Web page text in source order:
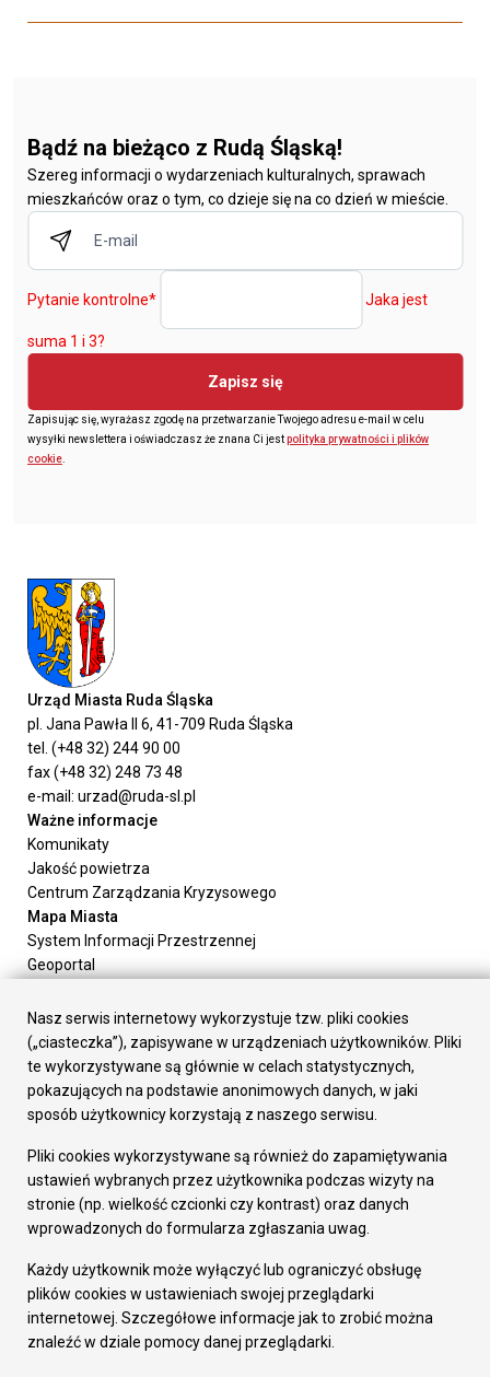
Bądź na bieżąco z Rudą Śląską!
Szereg informacji o wydarzeniach kulturalnych, sprawach
mieszkańców oraz o tym, co dzieje się na co dzień w mieście.
Pytanie kontrolne* Jaka jest
suma 1 i 3?
Zapisz się
Zapisując się, wyrażasz zgodę na przetwarzanie Twojego adresu e-mail w celu
wysyłki newslettera i oświadczasz że znana Ci jestpolityka prywatności i plików
cookie
Urząd Miasta Ruda Śląska
pl. Jana Pawła II 6, 41-709 Ruda Śląska
tel. (+48 32) 244 90 00
fax (+48 32) 248 73 48
e-mail: urzad@ruda-sl.pl
Ważne informacje
Komunikaty
Jakość powietrza
Centrum Zarządzania Kryzysowego
Mapa Miasta
System Informacji Przestrzennej
Geoportal
Załatw sprawę
Prezydent Miasta
Rada Miasta
Wydziały
Elektroniczna Skrzynka Podawcza
Gospodarka
Fundusze europejskie
Środki krajowe
Oferty inwestycyjne
Pozostałe
Deklaracja dostępności
Dane osobowe
Dodaj opinię o witrynie
Nasz serwis internetowy wykorzystuje tzw. pliki cookies
(„ciasteczka”), zapisywane w urządzeniach użytkowników. Pliki
te wykorzystywane są głównie w celach statystycznych,
pokazujących na podstawie anonimowych danych, w jaki
sposób użytkownicy korzystają z naszego serwisu.
Pliki cookies wykorzystywane są również do zapamiętywania
ustawień wybranych przez użytkownika podczas wizyty na
stronie (np. wielkość czcionki czy kontrast) oraz danych
wprowadzonych do formularza zgłaszania uwag.
Każdy użytkownik może wyłączyć lub ograniczyć obsługę
plików cookies w ustawieniach swojej przeglądarki
internetowej. Szczegółowe informacje jak to zrobić można
znaleźć w dziale pomocy danej przeglądarki.